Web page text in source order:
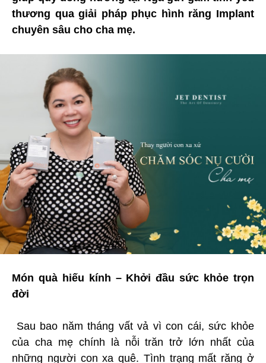
thương qua giải pháp phục hình răng Implant
chuyên sâu cho cha mẹ.
Món quà hiếu kính – Khởi đầu sức khỏe trọn
đời
Sau bao năm tháng vất vả vì con cái, sức khỏe
của cha mẹ chính là nỗi trăn trở lớn nhất của
những người con xa quê. Tình trạng mất răng ở